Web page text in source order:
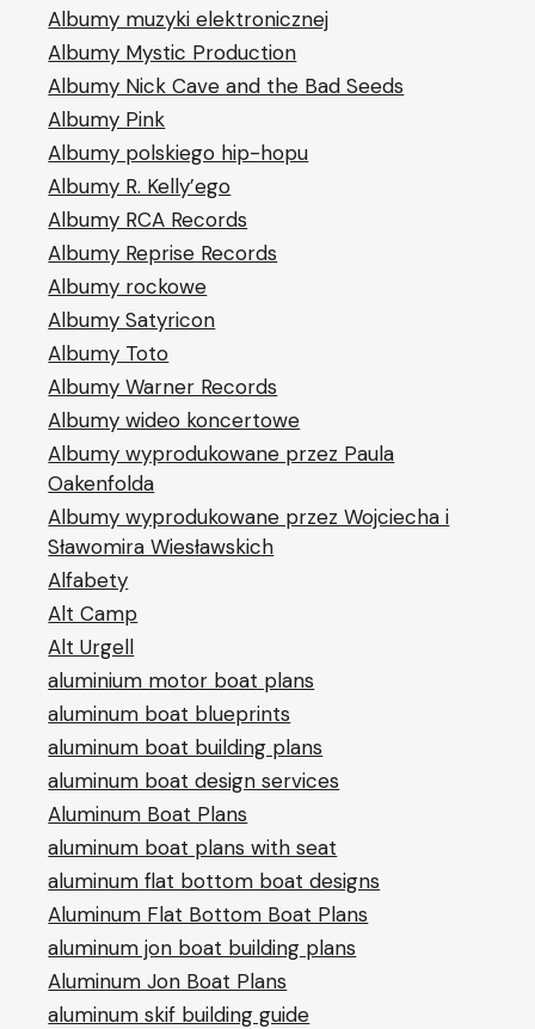
Albumy muzyki elektronicznej
Albumy Mystic Production
Albumy Nick Cave and the Bad Seeds
Albumy Pink
Albumy polskiego hip-hopu
Albumy R. Kelly’ego
Albumy RCA Records
Albumy Reprise Records
Albumy rockowe
Albumy Satyricon
Albumy Toto
Albumy Warner Records
Albumy wideo koncertowe
Albumy wyprodukowane przez Paula
Oakenfolda
Albumy wyprodukowane przez Wojciecha i
Sławomira Wiesławskich
Alfabety
Alt Camp
Alt Urgell
aluminium motor boat plans
aluminum boat blueprints
aluminum boat building plans
aluminum boat design services
Aluminum Boat Plans
aluminum boat plans with seat
aluminum flat bottom boat designs
Aluminum Flat Bottom Boat Plans
aluminum jon boat building plans
Aluminum Jon Boat Plans
aluminum skif building guide